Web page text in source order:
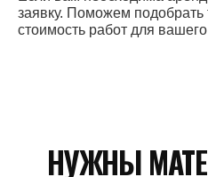
заявку. Поможем подобрать
стоимость работ для